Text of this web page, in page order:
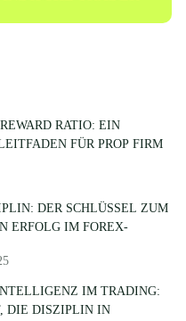
RATIO: EIN
FÜR PROP FIRM
DER SCHLÜSSEL ZUM
ERFOLG IM FOREX-
IM TRADING:
DIE DISZIPLIN IN